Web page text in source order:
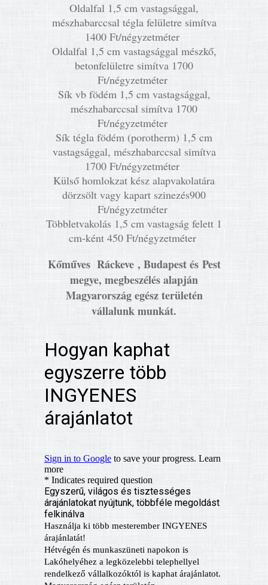
Oldalfal 1,5 cm vastagsággal,
mészhabarccsal tégla felületre simítva
1400 Ft/négyzetméter
Oldalfal 1,5 cm vastagsággal mészkő,
betonfelületre simítva 1700
Ft/négyzetméter
Sík vb födém 1,5 cm vastagsággal,
mészhabarccsal simítva 1700
Ft/négyzetméter
Sík tégla födém (porotherm) 1,5 cm
vastagsággal, mészhabarccsal simítva
1700 Ft/négyzetméter
Külső homlokzat kész alapvakolatára
dörzsölt vagy kapart szinezés900
Ft/négyzetméter
Többletvakolás 1,5 cm vastagság felett 1
cm-ként 450 Ft/négyzetméter
Kőműves Ráckeve , Budapest és Pest
megye, megbeszélés alapján
Magyarország egész területén
vállalunk munkát.